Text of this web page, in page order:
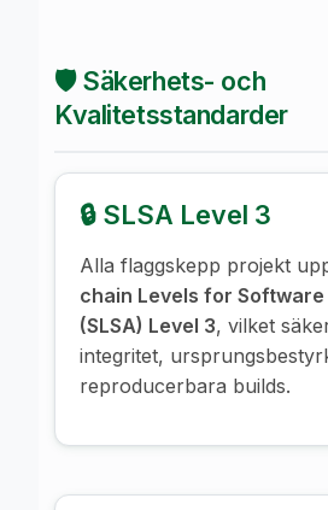
🛡️ Säkerhets- och
Kvalitetsstandarder
🔒 SLSA Level 3
Alla flaggskepp projekt
chain Levels for
(SLSA) Level 3, vilket
integritet,
reproducerbara builds.